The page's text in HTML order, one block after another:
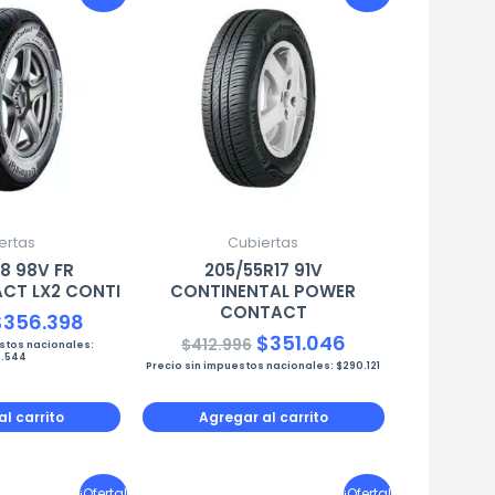
98V FR
LX2 CONTI
356.398
precio
nacionales:
carrito
Cubiertas
205/55R17 91V
CONTINENTAL POWER
CONTACT
$412.996
precio
original
era:
$412.996.
$351.046
precio
Precio sin impuestos nacionales:$290.121
Agregar al carrito